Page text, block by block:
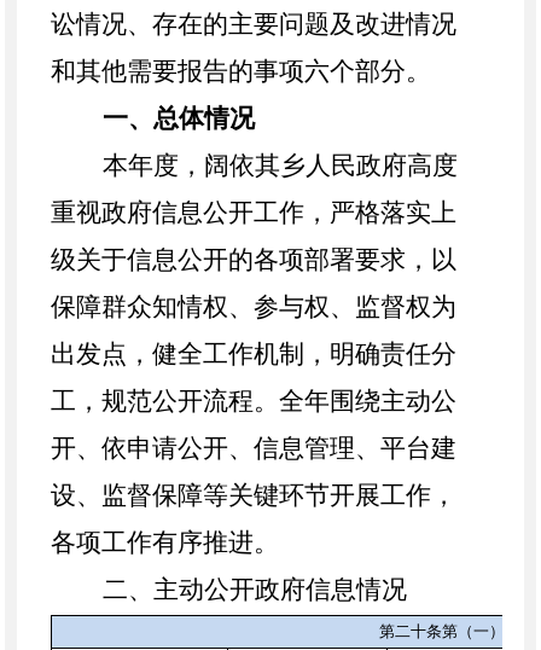
讼情况、存在的主要问题及改进情况
和其他需要报告的事项六个部分。
一、总体情况
本年度，阔依其乡人民政府高度
重视政府信息公开工作，严格落实上
级关于信息公开的各项部署要求，以
保障群众知情权、参与权、监督权为
出发点，健全工作机制，明确责任分
工，规范公开流程。全年围绕主动公
开、依申请公开、信息管理、平台建
设、监督保障等关键环节开展工作，
各项工作有序推进。
二、主动公开政府信息情况
第二十条第（一）项